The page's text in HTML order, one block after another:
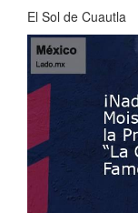
El Sol de Cuautla